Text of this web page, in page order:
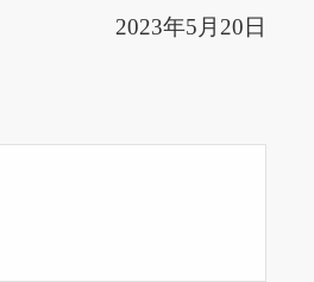
2023年5月20日